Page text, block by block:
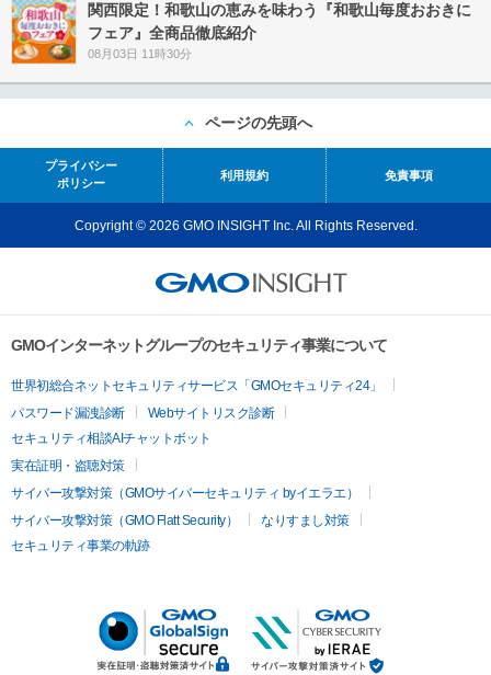
関西限定！和歌山の恵みを味わう『和歌山毎度おおきに
フェア』全商品徹底紹介
08月03日 11時30分
ページの先頭へ
プライバシー
ポリシー
利用規約 免責事項
Copyright © 2026 GMO INSIGHT Inc. All Rights Reserved.
GMOインターネットグループのセキュリティ事業について
世界初総合ネットセキュリティサービス「GMOセキュリティ24」
パスワード漏洩診断
Webサイトリスク診断
セキュリティ相談AIチャットボット
実在証明・盗聴対策
サイバー攻撃対策（GMOサイバーセキュリティ byイエラエ）
サイバー攻撃対策（GMO Flatt Security）
なりすまし対策
セキュリティ事業の軌跡